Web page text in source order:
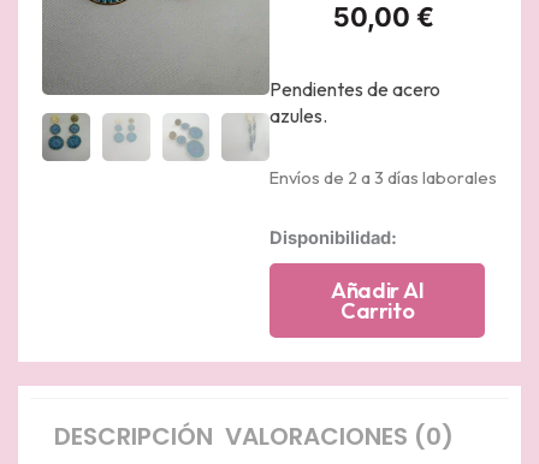
50,00 €
Pendientes de acero
azules.
Envíos de 2 a 3 días laborales
Disponibilidad:
Pendientes
chapado
cristal
azules.
Añadir Al
Carrito
DESCRIPCIÓN VALORACIONES (0)